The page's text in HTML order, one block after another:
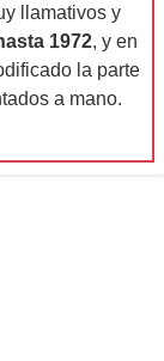
llamativos y
1972, y en
la parte
a mano.